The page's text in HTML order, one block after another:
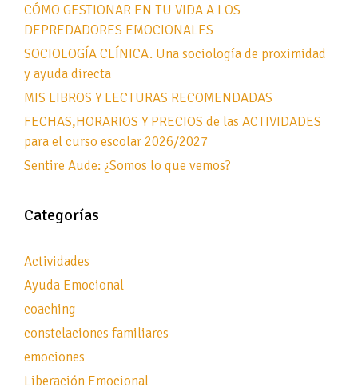
CÓMO GESTIONAR EN TU VIDA A LOS
DEPREDADORES EMOCIONALES
SOCIOLOGÍA CLÍNICA. Una sociología de proximidad
y ayuda directa
MIS LIBROS Y LECTURAS RECOMENDADAS
FECHAS,HORARIOS Y PRECIOS de las ACTIVIDADES
para el curso escolar 2026/2027
Sentire Aude: ¿Somos lo que vemos?
Categorías
Actividades
Ayuda Emocional
coaching
constelaciones familiares
emociones
Liberación Emocional